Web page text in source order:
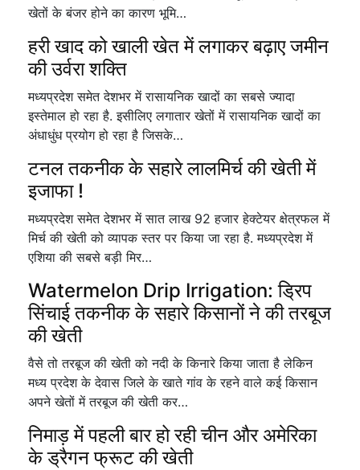
खेतों के बंजर होने का कारण भूमि…
हरी खाद को खाली खेत में लगाकर बढ़ाए जमीन
की उर्वरा शक्ति
मध्यप्रदेश समेत देशभर में रासायनिक खादों का सबसे ज्यादा
इस्तेमाल हो रहा है. इसीलिए लगातार खेतों में रासायनिक खादों का
अंधाधुंध प्रयोग हो रहा है जिसके…
टनल तकनीक के सहारे लालमिर्च की खेती में
इजाफा !
मध्यप्रदेश समेत देशभर में सात लाख 92 हजार हेक्टेयर क्षेत्रफल में
मिर्च की खेती को व्यापक स्तर पर किया जा रहा है. मध्यप्रदेश में
एशिया की सबसे बड़ी मिर…
Watermelon Drip Irrigation: ड्रिप
सिंचाई तकनीक के सहारे किसानों ने की तरबूज
की खेती
वैसे तो तरबूज की खेती को नदी के किनारे किया जाता है लेकिन
मध्य प्रदेश के देवास जिले के खाते गांव के रहने वाले कई किसान
अपने खेतों में तरबूज की खेती कर…
निमाड़ में पहली बार हो रही चीन और अमेरिका
के ड्रैगन फ्रूट की खेती